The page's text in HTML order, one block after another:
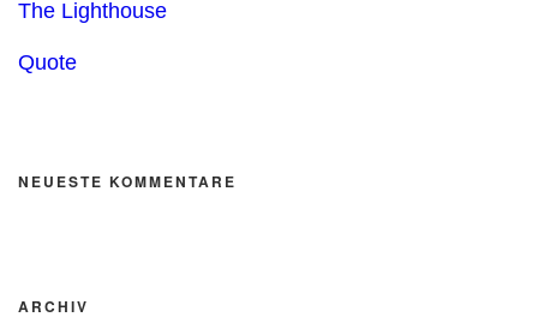
The Lighthouse
Quote
NEUESTE KOMMENTARE
ARCHIV